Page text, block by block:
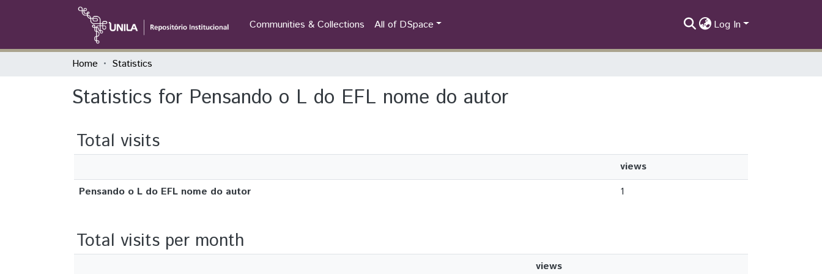
Communities & Collections All of DSpace Log In
Home Statistics
Statistics for Pensando o L do EFL nome do autor
Total visits
views
Pensando o L do EFL nome do autor
1
Total visits per month
views